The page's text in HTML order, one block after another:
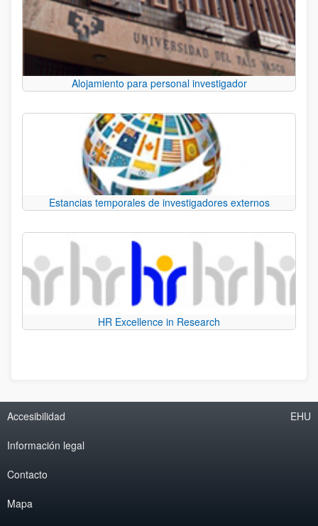
Alojamiento para personal investigador
Estancias temporales de investigadores externos
HR Excellence in Research
Accesibilidad
Información legal
Contacto
Mapa
EHU